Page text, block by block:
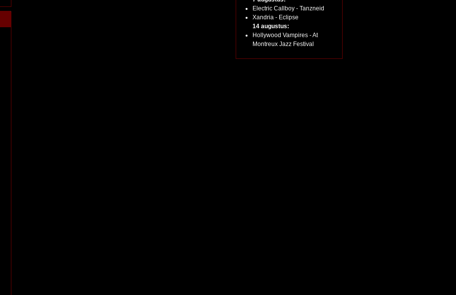
Electric Callboy - Tanzneid
Xandria - Eclipse
14 augustus:
Hollywood Vampires - At
Montreux Jazz Festival